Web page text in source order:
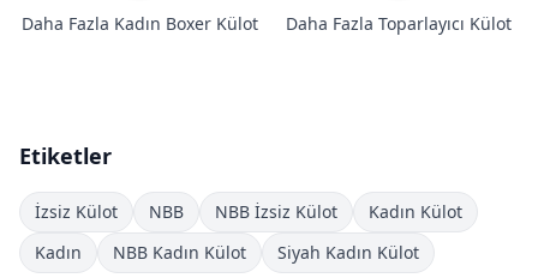
Daha Fazla Kadın Boxer Külot Daha Fazla Toparlayıcı Külot
Etiketler
İzsiz Külot NBB NBB İzsiz Külot
Kadın Külot
Kadın
NBB Kadın Külot Siyah Kadın Külot